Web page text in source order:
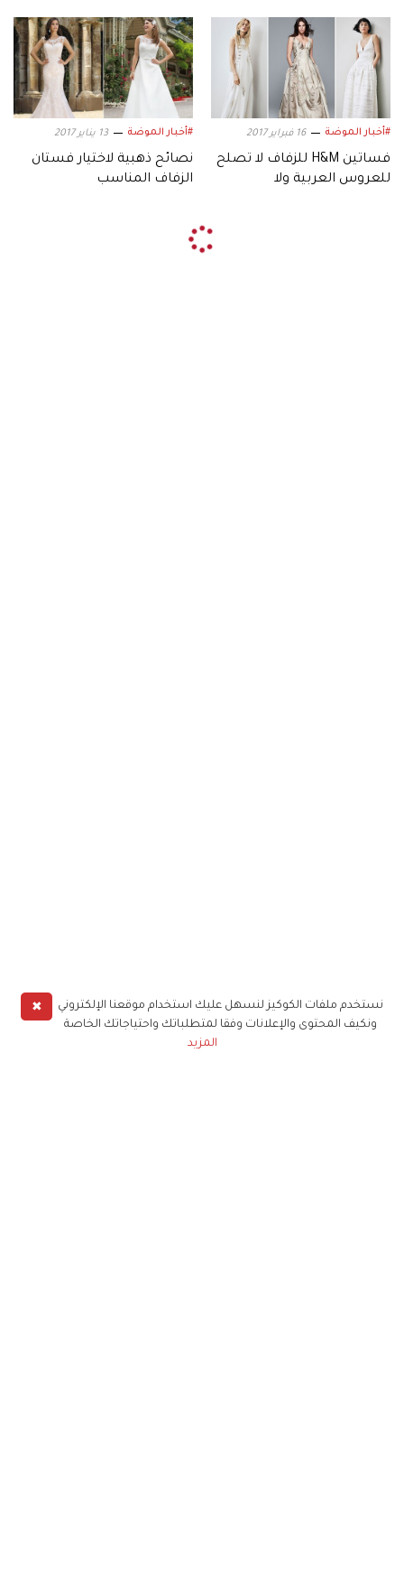
#أخبار الموضة 16 فبراير 2017
فساتين H&M للزفاف لا تصلح
للعروس العربية ولا
#أخبار الموضة 13 يناير 2017
نصائح ذهبية لاختيار فستان
الزفاف المناسب
✖
نستخدم ملفات الكوكيز لنسهل عليك استخدام موقعنا الإلكتروني
ونكيف المحتوى والإعلانات وفقا لمتطلباتك واحتياجاتك الخاصة
المزيد